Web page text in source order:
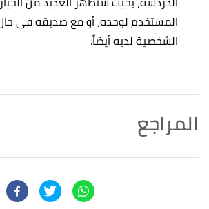
المستخدم لوحده، أو مع صديقه في
الشخصية لديه أيضاً.
المراجع
, Retrieved 24/5/2021.